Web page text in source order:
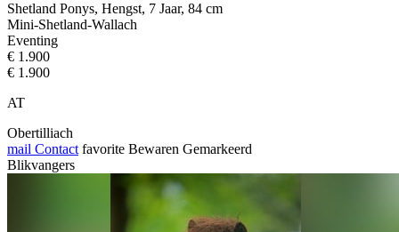
Shetland Ponys, Hengst, 7 Jaar, 84 cm
Mini-Shetland-Wallach
Eventing
€ 1.900
€ 1.900
AT
Obertilliach
mail Contact favorite Bewaren Gemarkeerd
Blikvangers